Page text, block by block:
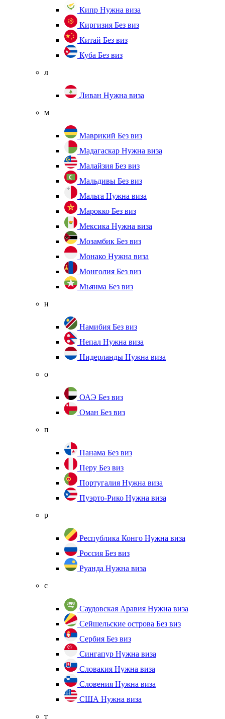
Кипр Нужна виза
Киргизия Без виз
Китай Без виз
Куба Без виз
л
Ливан Нужна виза
м
Маврикий Без виз
Мадагаскар Нужна виза
Малайзия Без виз
Мальдивы Без виз
Мальта Нужна виза
Марокко Без виз
Мексика Нужна виза
Мозамбик Без виз
Монако Нужна виза
Монголия Без виз
Мьянма Без виз
н
Намибия Без виз
Непал Нужна виза
Нидерланды Нужна виза
о
ОАЭ Без виз
Оман Без виз
п
Панама Без виз
Перу Без виз
Португалия Нужна виза
Пуэрто-Рико Нужна виза
р
Республика Конго Нужна виза
Россия Без виз
Руанда Нужна виза
с
Саудовская Аравия Нужна виза
Сейшельские острова Без виз
Сербия Без виз
Сингапур Нужна виза
Словакия Нужна виза
Словения Нужна виза
США Нужна виза
т